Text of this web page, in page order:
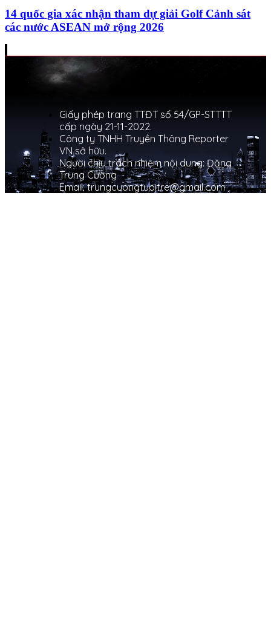
14 quốc gia xác nhận tham dự giải Golf Cảnh sát
các nước ASEAN mở rộng 2026
Giấy phép trang TTĐT số 54/GP-STTTT
cấp ngày 21-11-2022.
Công ty TNHH Truyền Thông Reporter
VN sở hữu.
Người chịu trách nhiệm nội dung: Đặng
Trung Cường
Email: trungcuongtuoitre@gmail.com